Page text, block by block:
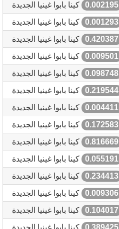
0.002195
كينا بابوا غينيا الجديدة
0.001293
كينا بابوا غينيا الجديدة
0.420387
كينا بابوا غينيا الجديدة
0.009501
كينا بابوا غينيا الجديدة
0.098748
كينا بابوا غينيا الجديدة
0.219544
كينا بابوا غينيا الجديدة
0.004411
كينا بابوا غينيا الجديدة
0.172583
كينا بابوا غينيا الجديدة
0.816669
كينا بابوا غينيا الجديدة
0.055191
كينا بابوا غينيا الجديدة
0.234413
كينا بابوا غينيا الجديدة
0.009306
كينا بابوا غينيا الجديدة
0.104017
كينا بابوا غينيا الجديدة
0.389425
كينا بابوا غينيا الجديدة